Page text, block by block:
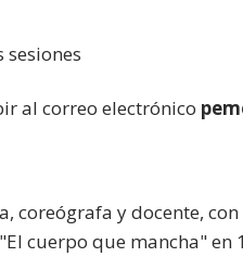
sesiones
al correo electrónico
coreógrafa y docente,
cuerpo que mancha"